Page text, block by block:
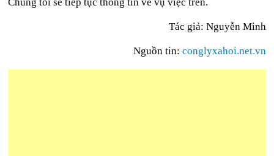
Tác giả: Nguyễn Minh
Nguồn tin: conglyxahoi.net.vn